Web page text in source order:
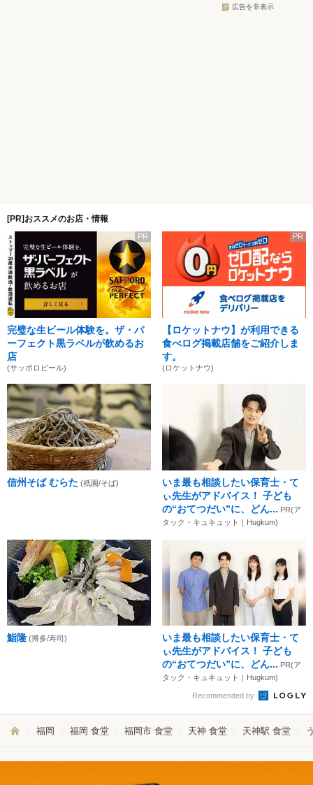
広告を非表示
[PR]おススメのお店・情報
PR
完璧な生ビール体験を。ザ・パ
ーフェクト黒ラベルが飲めるお
店
(サッポロビール)
PR
【ロケットナウ】が利用できる
食べログ掲載店舗をご紹介しま
す。
(ロケットナウ)
信州そば むらた (祇園/そば)
いま最も相談したい保育士・て
ぃ先生がアドバイス！ 子ども
の“おてつだい”に、どん... PR(ア
タック・キュキュット｜Hugkum)
鮨隆 (博多/寿司)
いま最も相談したい保育士・て
ぃ先生がアドバイス！ 子ども
の“おてつだい”に、どん... PR(ア
タック・キュキュット｜Hugkum)
Recommended by
福岡 福岡 食堂 福岡市 食堂 天神 食堂 天神駅 食堂